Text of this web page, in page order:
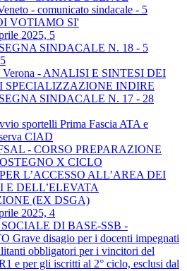
- comunicato sindacale - 5
VOTIAMO SI'
2025, 5
SINDACALE N. 18 - 5
Verona - ANALISI E SINTESI DEI
SPECIALIZZAZIONE INDIRE
SINDACALE N. 17 - 28
sportelli Prima Fascia ATA e
CIAD
- CORSO PREPARAZIONE
X CICLO
L’ACCESSO ALL’AREA DEI
E DELL’ELEVATA
(EX DSGA)
2025, 4
DI BASE-SSB -
Grave disagio per i docenti impegnati
obbligatori per i vincitori del
e per gli iscritti al 2° ciclo, esclusi dal